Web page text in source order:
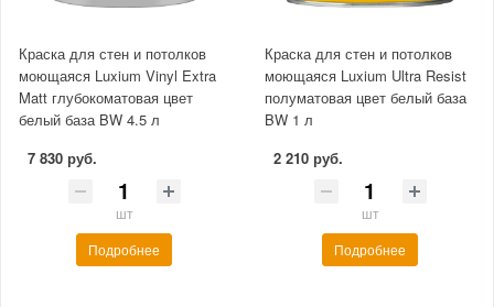
Краска для стен и потолков
моющаяся Luxium Vinyl Extra
Matt глубокоматовая цвет
белый база BW 4.5 л
7 830 руб.
шт
Подробнее
Краска для стен и потолков
моющаяся Luxium Ultra Resist
полуматовая цвет белый база
BW 1 л
2 210 руб.
шт
Подробнее